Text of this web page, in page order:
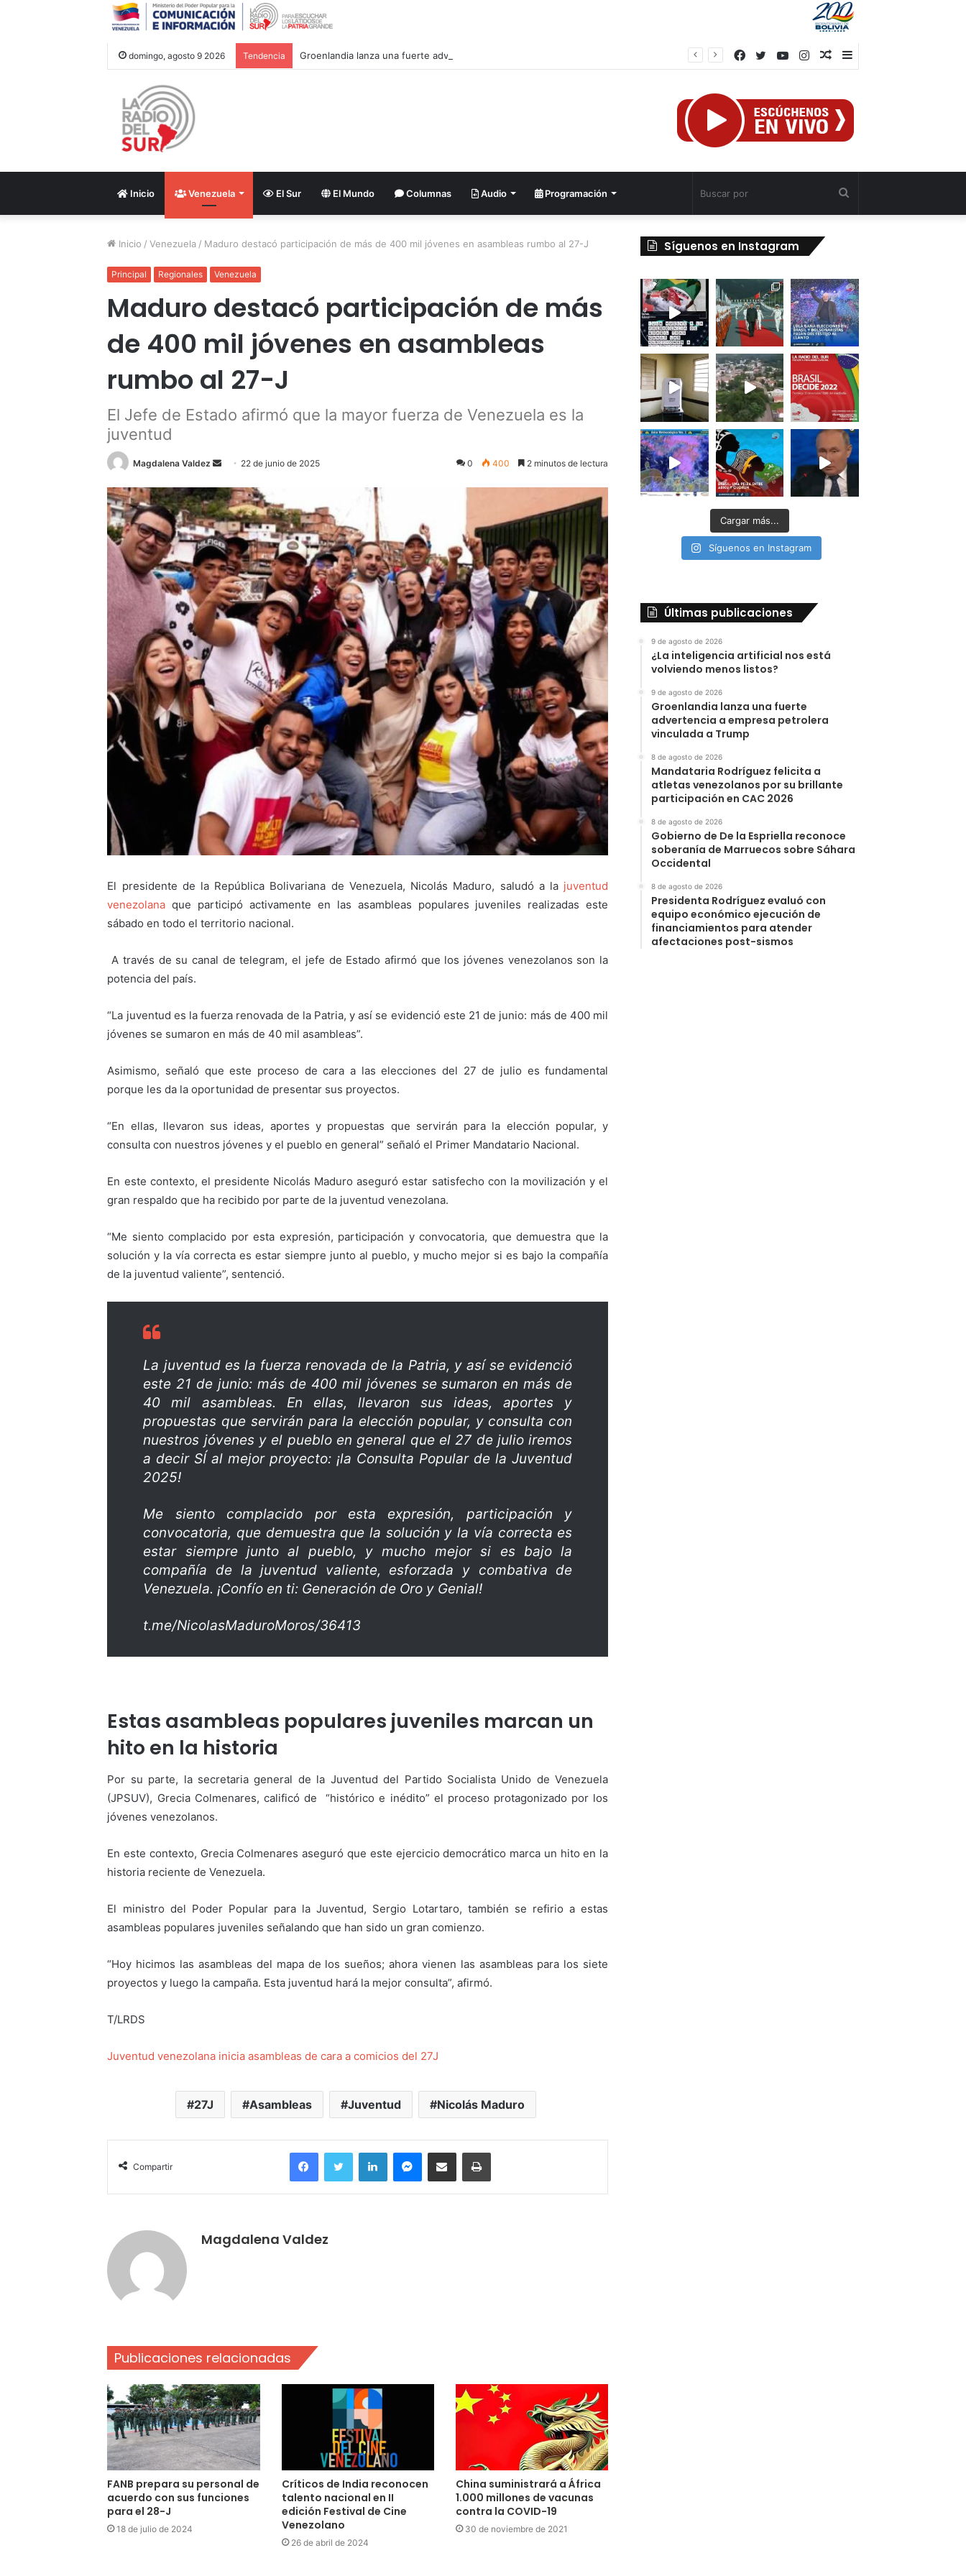
domingo, agosto 9 2026 Tendencia Groenlandia lanza una fuerte advertencia a empresa petrolera vinculada a Trump
Barra
Publicación
azar
Instagram
YouTube
Twitter
Facebook
Inicio Venezuela El Sur El Mundo Columnas Audio Programación
Inicio / Venezuela / Maduro destacó participación de más de 400 mil jóvenes en asambleas rumbo al 27-J
Principal Regionales Venezuela
Maduro destacó participación de más
de 400 mil jóvenes en asambleas
rumbo al 27-J
El Jefe de Estado afirmó que la mayor fuerza de Venezuela es la
juventud
Magdalena Valdez
Send
email
22 de junio de 2025 0 400 2 minutos de lectura
El presidente de la República Bolivariana de Venezuela, Nicolás Maduro, saludó a la juventud
venezolana que participó activamente en las asambleas populares juveniles realizadas este
sábado en todo el territorio nacional.
A través de su canal de telegram, el jefe de Estado afirmó que los jóvenes venezolanos son la
potencia del país.
“La juventud es la fuerza renovada de la Patria, y así se evidenció este 21 de junio: más de 400 mil
jóvenes se sumaron en más de 40 mil asambleas”.
Asimismo, señaló que este proceso de cara a las elecciones del 27 de julio es fundamental
porque les da la oportunidad de presentar sus proyectos.
“En ellas, llevaron sus ideas, aportes y propuestas que servirán para la elección popular, y
consulta con nuestros jóvenes y el pueblo en general” señaló el Primer Mandatario Nacional.
En este contexto, el presidente Nicolás Maduro aseguró estar satisfecho con la movilización y el
gran respaldo que ha recibido por parte de la juventud venezolana.
“Me siento complacido por esta expresión, participación y convocatoria, que demuestra que la
solución y la vía correcta es estar siempre junto al pueblo, y mucho mejor si es bajo la compañía
de la juventud valiente”, sentenció.
La juventud es la fuerza renovada de la Patria, y así se evidenció
este 21 de junio: más de 400 mil jóvenes se sumaron en más de
40 mil asambleas. En ellas, llevaron sus ideas, aportes y
propuestas que servirán para la elección popular, y consulta con
nuestros jóvenes y el pueblo en general que el 27 de julio iremos
a decir SÍ al mejor proyecto: ¡la Consulta Popular de la Juventud
2025!
Me siento complacido por esta expresión, participación y
convocatoria, que demuestra que la solución y la vía correcta es
estar siempre junto al pueblo, y mucho mejor si es bajo la
compañía de la juventud valiente, esforzada y combativa de
Venezuela. ¡Confío en ti: Generación de Oro y Genial!
t.me/NicolasMaduroMoros/36413
Estas asambleas populares juveniles marcan un
hito en la historia
Por su parte, la secretaria general de la Juventud del Partido Socialista Unido de Venezuela
(JPSUV), Grecia Colmenares, calificó de “histórico e inédito” el proceso protagonizado por los
jóvenes venezolanos.
En este contexto, Grecia Colmenares aseguró que este ejercicio democrático marca un hito en la
historia reciente de Venezuela.
El ministro del Poder Popular para la Juventud, Sergio Lotartaro, también se refirio a estas
asambleas populares juveniles señalando que han sido un gran comienzo.
“Hoy hicimos las asambleas del mapa de los sueños; ahora vienen las asambleas para los siete
proyectos y luego la campaña. Esta juventud hará la mejor consulta”, afirmó.
T/LRDS
Juventud venezolana inicia asambleas de cara a comicios del 27J
27J Asambleas Juventud Nicolás Maduro
Compartir
FacebookTwitter LinkedInMessengerCompartir por correo electrónicoImprimir
Magdalena Valdez
Publicaciones relacionadas
FANB prepara su personal de
acuerdo con sus funciones
para el 28-J
18 de julio de 2024
Críticos de India reconocen
talento nacional en II
edición Festival de Cine
Venezolano
26 de abril de 2024
China suministrará a África
1.000 millones de vacunas
contra la COVID-19
30 de noviembre de 2021
Síguenos en Instagram
Cargar más...
Síguenos en Instagram
Últimas publicaciones
9 de agosto de 2026
¿La inteligencia artificial nos está
volviendo menos listos?
9 de agosto de 2026
Groenlandia lanza una fuerte
advertencia a empresa petrolera
vinculada a Trump
8 de agosto de 2026
Mandataria Rodríguez felicita a
atletas venezolanos por su brillante
participación en CAC 2026
8 de agosto de 2026
Gobierno de De la Espriella reconoce
soberanía de Marruecos sobre Sáhara
Occidental
8 de agosto de 2026
Presidenta Rodríguez evaluó con
equipo económico ejecución de
financiamientos para atender
afectaciones post-sismos